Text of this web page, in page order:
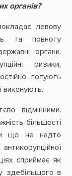
органів?
левову
та повноту
органи.
ризики,
готують
виконують.
відмінними.
більшості
що не надто
сприймає як
здебільшого в